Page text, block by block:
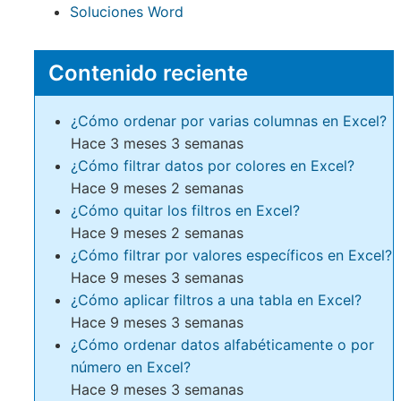
Soluciones Word
Contenido reciente
¿Cómo ordenar por varias columnas en Excel?
Hace 3 meses 3 semanas
¿Cómo filtrar datos por colores en Excel?
Hace 9 meses 2 semanas
¿Cómo quitar los filtros en Excel?
Hace 9 meses 2 semanas
¿Cómo filtrar por valores específicos en Excel?
Hace 9 meses 3 semanas
¿Cómo aplicar filtros a una tabla en Excel?
Hace 9 meses 3 semanas
¿Cómo ordenar datos alfabéticamente o por
número en Excel?
Hace 9 meses 3 semanas